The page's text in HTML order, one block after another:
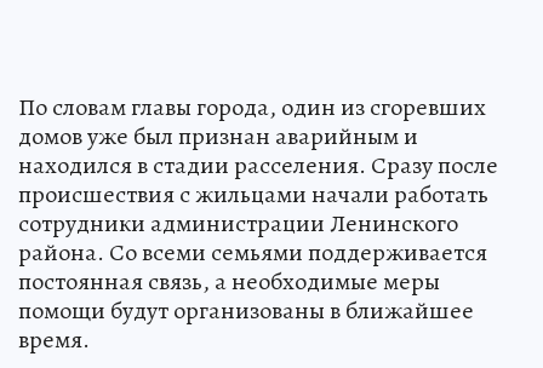
По словам главы города, один из сгоревших
домов уже был признан аварийным и
находился в стадии расселения. Сразу после
происшествия с жильцами начали работать
сотрудники администрации Ленинского
района. Со всеми семьями поддерживается
постоянная связь, а необходимые меры
помощи будут организованы в ближайшее
время.